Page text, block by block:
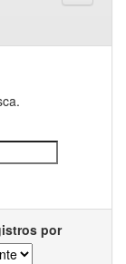
por